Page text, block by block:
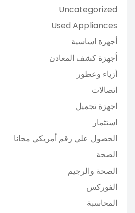
Uncategorized
Used Appliances
أجهزة اساسية
أجهزة كشف المعادن
أزياء وعطور
اتصالات
اجهزة تجميل
استثمار
الحصول علي رقم أمريكي مجانا
الصحة
الصحة والرجيم
الفوركس
المحاسبة